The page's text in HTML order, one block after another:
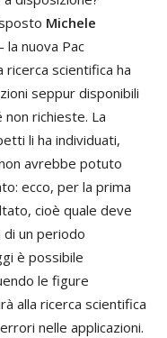
Michele
la nuova Pac
scientifica ha
seppur disponibili
richieste. La
li ha individuati,
avrebbe potuto
ecco, per la prima
cioè quale deve
un periodo
è possibile
le figure
alla ricerca scientifica
nelle applicazioni.